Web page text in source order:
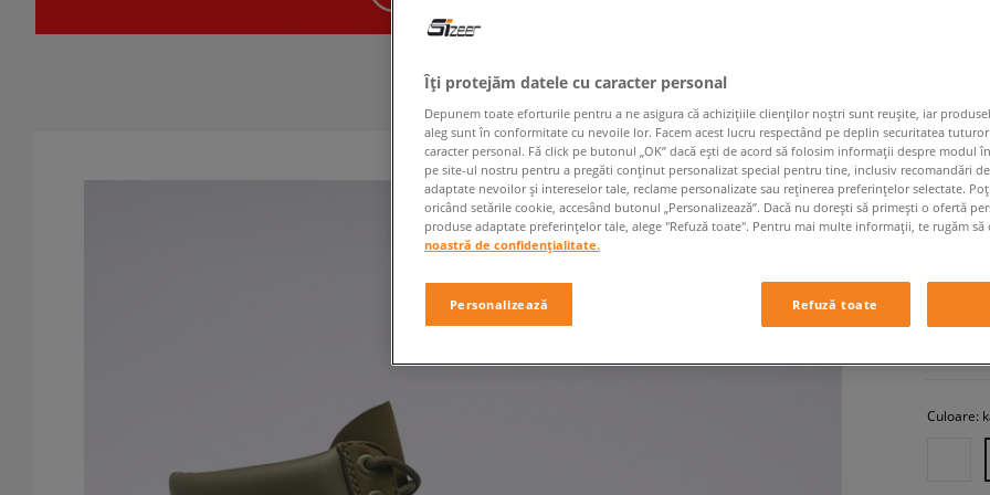
bărbați,
1
Culoare:
Îți protejăm datele cu caracter personal
Depunem toate eforturile pentru a ne asigura că achizițiile clienților noștri sunt reușite, iar
aleg sunt în conformitate cu nevoile lor. Facem acest lucru respectând pe deplin securitatea
caracter personal. Fă click pe butonul „OK” dacă ești de acord să folosim informații despre modul
pe site-ul nostru pentru a pregăti conținut personalizat special pentru tine, inclusiv recomandări
adaptate nevoilor și intereselor tale, reclame personalizate sau reținerea preferințelor selectate.
oricând setările cookie, accesând butonul „Personalizează”. Dacă nu dorești să primești o ofertă
produse adaptate preferințelor tale, alege "Refuză toate". Pentru mai multe informații, te rugăm să
noastră de confidențialitate.
Personalizează Refuză toate